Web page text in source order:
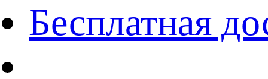
Бесплатная